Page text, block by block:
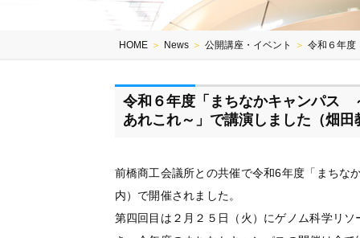
HOME ＞ News ＞ 公開講座・イベント ＞ 令和６年度
令和６年度「まちなかキャンパス
あれこれ～」で講演しました（畑田
前橋商工会議所との共催で令和6年度「まち
内）で開催されました。
第四回目は２月２５日（火）にゲノム科学リ